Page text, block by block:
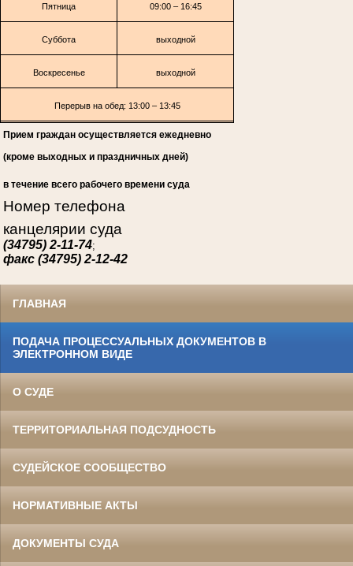
Пятница 09:00 – 16:45
Суббота выходной
Воскресенье выходной
Перерыв на обед: 13:00 – 13:45
Прием граждан осуществляется ежедневно
(кроме выходных и праздничных дней)
в течение всего рабочего времени суда
Номер телефона
канцелярии суда
(34795) 2-11-74;
факс (34795) 2-12-42
ГЛАВНАЯ
ПОДАЧА ПРОЦЕССУАЛЬНЫХ ДОКУМЕНТОВ В
ЭЛЕКТРОННОМ ВИДЕ
О СУДЕ
ТЕРРИТОРИАЛЬНАЯ ПОДСУДНОСТЬ
СУДЕЙСКОЕ СООБЩЕСТВО
НОРМАТИВНЫЕ АКТЫ
ДОКУМЕНТЫ СУДА